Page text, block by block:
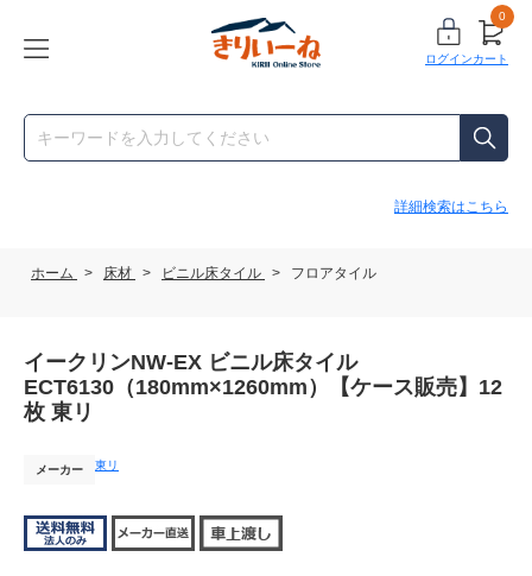
ログイン
0
カート
詳細検索はこちら
ホーム > 床材 > ビニル床タイル > フロアタイル
イークリンNW-EX ビニル床タイル
ECT6130（180mm×1260mm）【ケース販売】12
枚 東リ
メーカー 東リ